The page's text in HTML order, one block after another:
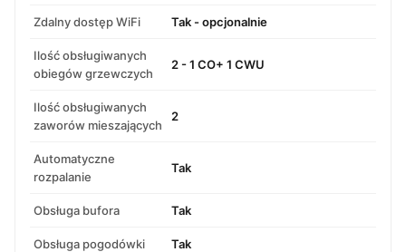
Zdalny dostęp WiFi Tak - opcjonalnie
Ilość obsługiwanych
obiegów grzewczych
2 - 1 CO+ 1 CWU
Ilość obsługiwanych
zaworów mieszających
2
Automatyczne
rozpalanie
Tak
Obsługa bufora Tak
Obsługa pogodówki Tak